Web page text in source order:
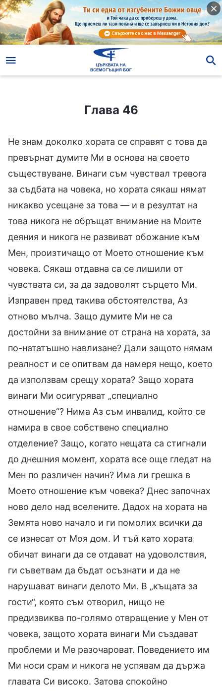
Глава 46
Не знам доколко хората се справят с това да
превърнат думите Ми в основа на своето
съществуване. Винаги съм чувствал тревога
за съдбата на човека, но хората сякаш нямат
никакво усещане за това — и в резултат на
това никога не обръщат внимание на Моите
деяния и никога не развиват обожание към
Мен, произтичащо от Моето отношение към
човека. Сякаш отдавна са се лишили от
чувствата си, за да задоволят сърцето Ми.
Изправен пред такива обстоятелства, Аз
отново мълча. Защо думите Ми не са
достойни за внимание от страна на хората, за
по-нататъшно навлизане? Дали защото нямам
реалност и се опитвам да намеря нещо, което
да използвам срещу хората? Защо хората
винаги Ми осигуряват „специално
отношение“? Нима Аз съм инвалид, който се
намира в свое собствено специално
отделение? Защо, когато нещата са стигнали
до днешния момент, хората все още гледат на
Мен по различен начин? Има ли грешка в
Моето отношение към човека? Днес започнах
ново дело над вселените. Дадох на хората на
Земята ново начало и ги помолих всички да
се изнесат от Моя дом. И тъй като хората
обичат винаги да се отдават на удоволствия,
ги съветвам да бъдат осъзнати и да не
нарушават винаги делото Ми. В „къщата за
гости“, която съм отворил, нищо не
предизвиква по-голямо отвращение у Мен от
човека, защото хората винаги Ми създават
проблеми и Ме разочароват. Поведението им
Ми носи срам и никога не успявам да държа
главата Си високо. Затова спокойно